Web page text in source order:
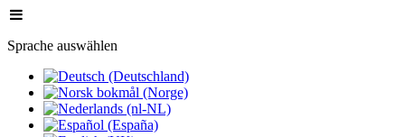
Sprache auswählen